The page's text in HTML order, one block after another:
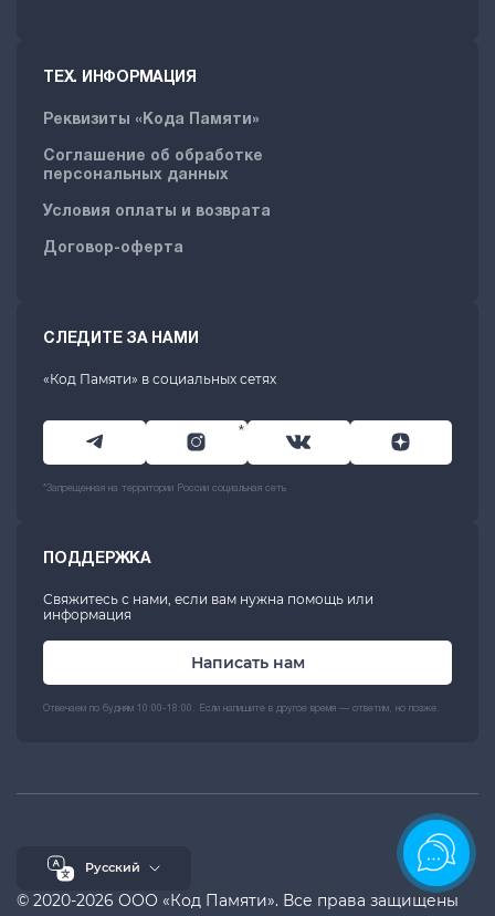
ТЕХ. ИНФОРМАЦИЯ
Реквизиты «Кода Памяти»
Соглашение об обработке
персональных данных
Условия оплаты и возврата
Договор-оферта
СЛЕДИТЕ ЗА НАМИ
«Код Памяти» в социальных сетях
*
*Запрещенная на территории России социальная сеть
ПОДДЕРЖКА
Свяжитесь с нами, если вам нужна помощь или
информация
Написать нам
Отвечаем по будням 10:00-18:00. Если напишите в другое время — ответим, но позже.
© 2020-2026 ООО «Код Памяти». Все права защищены
Русский